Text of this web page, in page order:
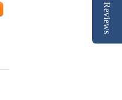
Reviews